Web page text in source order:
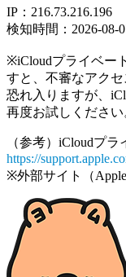
IP：216.73.216.196
検知時間：2026-08-
※iCloudプライベー
すと、不審なアクセ
恐れ入りますが、
再度お試しください
（参考）iCloudプ
https://
※外部サイト（